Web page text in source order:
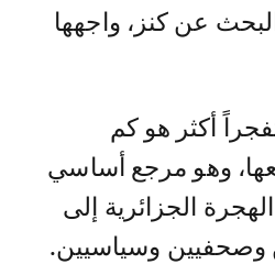
عن كنز، واجهها
أكثر هو كم
وهو مرجع أساسي
الجزائرية إلى
وصحفيين وسياسيين.